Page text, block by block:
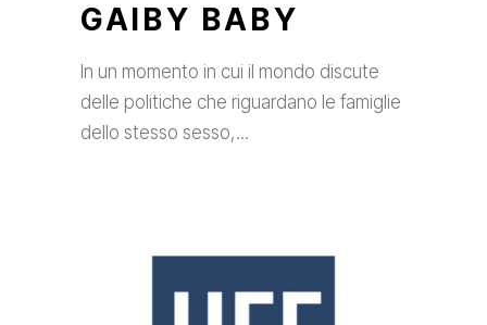
GAIBY BABY
In un momento in cui il mondo discute
delle politiche che riguardano le famiglie
dello stesso sesso,